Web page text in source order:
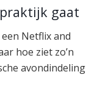
gaat
Netflix and
hoe ziet zo’n
avondindeling